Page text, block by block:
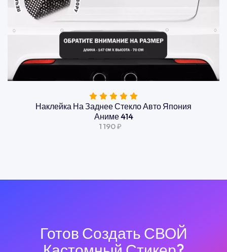
Наклейка На Заднее Стекло Авто Япония
Аниме 414
1 190 ₽
Готов Создать СВОЙ